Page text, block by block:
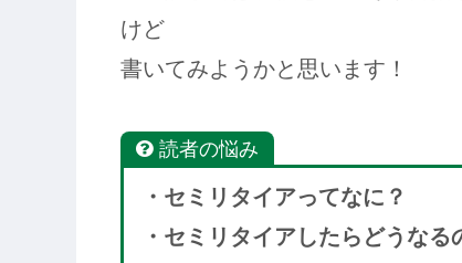
けど
書いてみようかと思います！
読者の悩み
・セミリタイアってなに？
・セミリタイアしたらどうなる